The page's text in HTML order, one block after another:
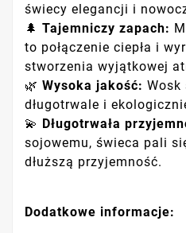
świecy elegancji i
🌲 Tajemniczy zapach:
to połączenie ciepła i
stworzenia wyjątkowej
🌿 Wysoka jakość: Wosk
długotrwale i
💫 Długotrwała
sojowemu, świeca pali
dłuższą przyjemność.
Dodatkowe informacje: